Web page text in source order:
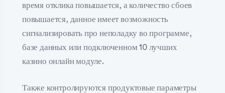
время отклика повышается, а количество сбоев
повышается, данное имеет возможность
сигнализировать про неполадку во программе,
базе данных или подключенном 10 лучших
казино онлайн модуле.
Также контролируются продуктовые параметры